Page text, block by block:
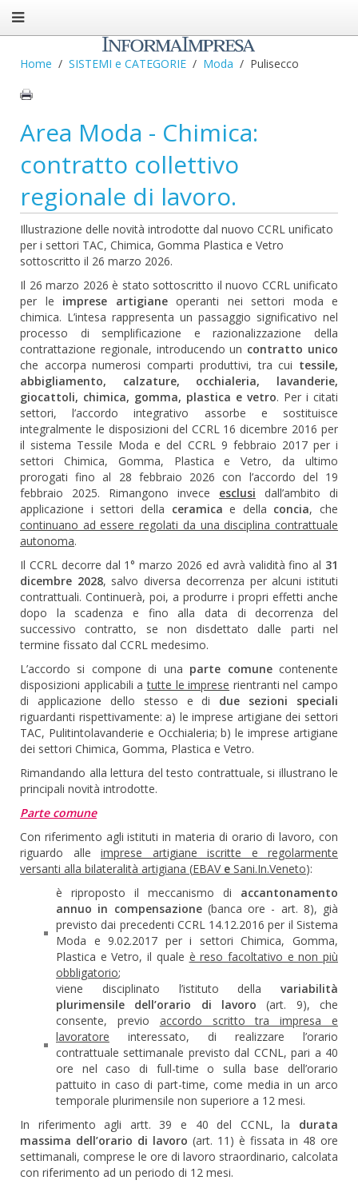
Home SISTEMI e CATEGORIE Moda Pulisecco
Area Moda - Chimica:
contratto collettivo
regionale di lavoro.
Illustrazione delle novità introdotte dal nuovo CCRL unificato
per i settori TAC, Chimica, Gomma Plastica e Vetro
sottoscritto il 26 marzo 2026.
Il 26 marzo 2026 è stato sottoscritto il nuovo CCRL unificato
per le imprese artigianeoperanti nei settori moda e
chimica. L’intesa rappresenta un passaggio significativo nel
processo di semplificazione e razionalizzazione della
contrattazione regionale, introducendo un contratto unico
che accorpa numerosi comparti produttivi, tra cui tessile,
abbigliamento, calzature, occhialeria, lavanderie,
giocattoli, chimica, gomma, plastica e vetro. Per i citati
settori, l’accordo integrativo assorbe e sostituisce
integralmente le disposizioni del CCRL 16 dicembre 2016 per
il sistema Tessile Moda e del CCRL 9 febbraio 2017 per i
settori Chimica, Gomma, Plastica e Vetro, da ultimo
prorogati fino al 28 febbraio 2026 con l’accordo del 19
febbraio 2025. Rimangono invece esclusi dall’ambito di
applicazione i settori della ceramica e della concia, che
continuano ad essere regolati da una disciplina contrattuale
autonoma.
Il CCRL decorre dal 1° marzo 2026 ed avrà validità fino al 31
dicembre 2028, salvo diversa decorrenza per alcuni istituti
contrattuali. Continuerà, poi, a produrre i propri effetti anche
dopo la scadenza e fino alla data di decorrenza del
successivo contratto, se non disdettato dalle parti nel
termine fissato dal CCRL medesimo.
L’accordo si compone di una parte comunecontenente
disposizioni applicabili atutte le imprese rientranti nel campo
di applicazione dello stesso e di due sezioni speciali
riguardanti rispettivamente: a) le imprese artigiane dei settori
TAC, Pulitintolavanderie e Occhialeria; b) le imprese artigiane
dei settori Chimica, Gomma, Plastica e Vetro.
Rimandando alla lettura del testo contrattuale, si illustrano le
principali novità introdotte.
Parte comune
Con riferimento agli istituti in materia di orario di lavoro, con
riguardo alle imprese artigiane iscritte e regolarmente
versanti alla bilateralità artigiana (EBAV e Sani.In.Veneto):
è riproposto il meccanismo di accantonamento
annuo in compensazione(banca ore - art. 8), già
previsto dai precedenti CCRL 14.12.2016 per il Sistema
Moda e 9.02.2017 per i settori Chimica, Gomma,
Plastica e Vetro, il quale è reso facoltativo e non più
obbligatorio;
viene disciplinato l’istituto della variabilità
plurimensile dell’orario di lavoro (art. 9), che
consente, previo accordo scritto tra impresa e
lavoratore interessato, di realizzare l’orario
contrattuale settimanale previsto dal CCNL, pari a 40
ore nel caso di full-time o sulla base dell’orario
pattuito in caso di part-time, come media in un arco
temporale plurimensile non superiore a 12 mesi.
In riferimento agli artt. 39 e 40 del CCNL, la durata
massima dell’orario di lavoro (art. 11) è fissata in 48 ore
settimanali, comprese le ore di lavoro straordinario, calcolata
con riferimento ad un periodo di 12 mesi.